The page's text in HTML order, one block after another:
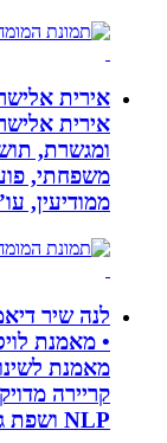
אירית אלישר,
אירית אלישר -
ומגשרת, תושבת
משפחתי, פועלת
ממודיעין, עו”ד
לנה שיר דיאמנת
• מאמנת לויסות
מאמנת לשינוי
קריירה מדויקת